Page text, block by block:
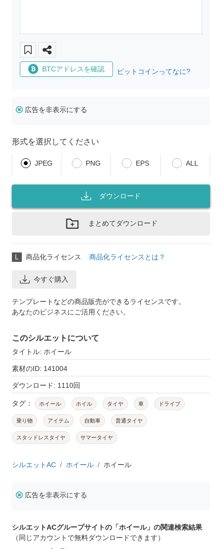
BTCアドレスを確認 ビットコインってなに?
広告を非表示にする
形式を選択してください
JPEG PNG EPS ALL
ダウンロード
まとめてダウンロード
L 商品化ライセンス 商品化ライセンスとは？
今すぐ購入
テンプレートなどの商品販売ができるライセンスです。
あなたのビジネスにご活用ください。
このシルエットについて
タイトル: ホイール
素材のID: 141004
ダウンロード: 1110回
タグ： ホイール ホイル タイヤ 車 ドライブ
乗り物 アイテム 自動車 普通タイヤ
スタッドレスタイヤ サマータイヤ
シルエットAC ホイール ホイール
広告を非表示にする
シルエットACグループサイトの「ホイール」の関連検索結果
（同じアカウントで無料ダウンロードできます）